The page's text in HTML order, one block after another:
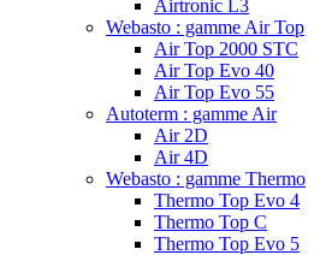
Airtronic L3
Webasto : gamme Air Top
Air Top 2000 STC
Air Top Evo 40
Air Top Evo 55
Autoterm : gamme Air
Air 2D
Air 4D
Webasto : gamme Thermo
Thermo Top Evo 4
Thermo Top C
Thermo Top Evo 5